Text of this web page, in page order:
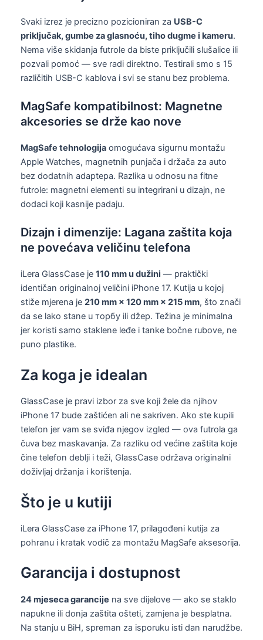
Svaki izrez je precizno pozicioniran za USB-C
priključak, gumbe za glasnoću, tiho dugme i kameru.
Nema više skidanja futrole da biste priključili slušalice ili
pozvali pomoć — sve radi direktno. Testirali smo s 15
različitih USB-C kablova i svi se stanu bez problema.
MagSafe kompatibilnost: Magnetne
akcesories se drže kao nove
MagSafe tehnologija omogućava sigurnu montažu
Apple Watches, magnetnih punjača i držača za auto
bez dodatnih adaptера. Razlika u odnosu na fitne
futrole: magnetni elementi su integrirani u dizajn, ne
dodaci koji kasnije padaju.
Dizajn i dimenzije: Lagana zaštita koja
ne povećava veličinu telefona
iLera GlassCase je 110 mm u dužini — praktički
identičan originalnoj veličini iPhone 17. Kutija u kojoj
stiže mjerena je 210 mm × 120 mm × 215 mm, što znači
da se lako stane u торбу ili džep. Težina je minimalna
jer koristi samo staklene leđe i tanke bočne rubove, ne
puno plastike.
Za koga je idealan
GlassCase je pravi izbor za sve koji žele da njihov
iPhone 17 bude zaštićen ali ne sakriven. Ako ste kupili
telefon jer vam se sviđa njegov izgled — ova futrola ga
čuva bez maskavanja. Za razliku od većine zaštita koje
čine telefon deblji i teži, GlassCase održava originalni
doživljaj držanja i korištenja.
Što je u kutiji
iLera GlassCase za iPhone 17, prilagođeni kutija za
pohranu i kratak vodič za montažu MagSafe aksesorija.
Garancija i dostupnost
24 mjeseca garancije na sve dijelove — ako se staklo
napukne ili donja zaštita ošteti, zamjena je besplatna.
Na stanju u BiH, spreman za isporuku isti dan narudžbe.